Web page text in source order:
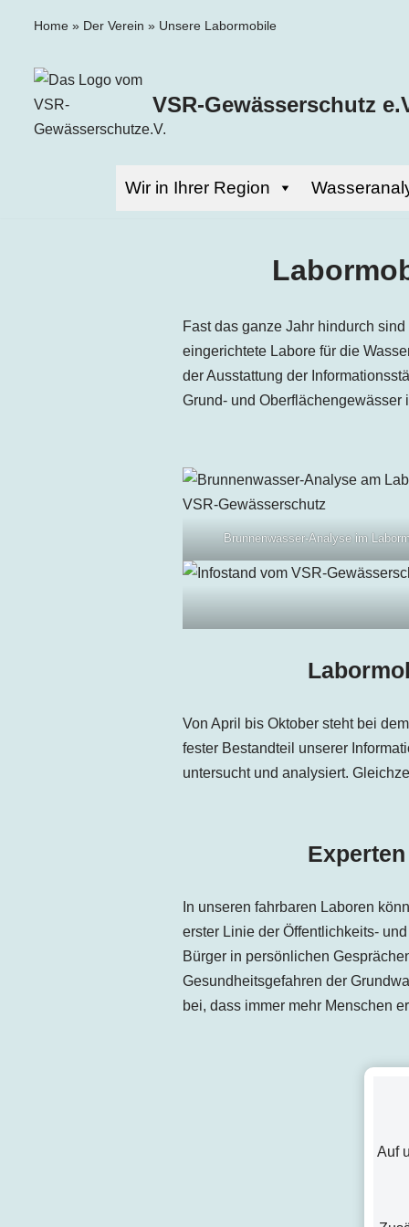
Inhalt
springen
Home » Der Verein » Unsere Labormobile
VSR-Gewässerschutz
Wir in Ihrer Region
Fast das ganze Jahr hindurch
eingerichtete Labore für die
der Ausstattung der
Grund- und
Brunnenwasser-Analyse im
Von April bis Oktober steht bei
fester Bestandteil unserer
untersucht und analysiert.
In unseren fahrbaren Laboren
erster Linie der Öffentlichkeits-
Bürger in persönlichen
Gesundheitsgefahren der
bei, dass immer mehr Menschen
Auf